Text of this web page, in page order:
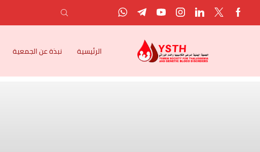
الرئيسية نبذة عن الجمعية